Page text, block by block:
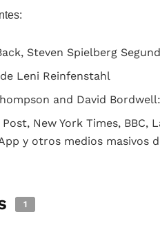
Steven Spielberg
Leni Reinfenstahl
and David
New York Times, BBC,
y otros medios masivos
1